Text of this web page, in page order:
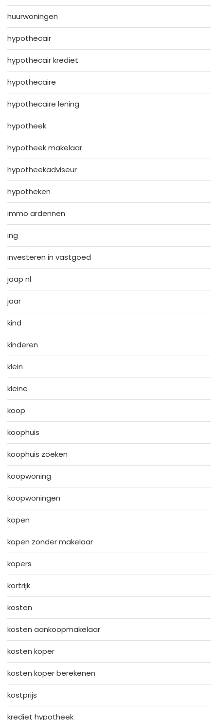
huurwoningen
hypothecair
hypothecair krediet
hypothecaire
hypothecaire lening
hypotheek
hypotheek makelaar
hypotheekadviseur
hypotheken
immo ardennen
ing
investeren in vastgoed
jaap nl
jaar
kind
kinderen
klein
kleine
koop
koophuis
koophuis zoeken
koopwoning
koopwoningen
kopen
kopen zonder makelaar
kopers
kortrijk
kosten
kosten aankoopmakelaar
kosten koper
kosten koper berekenen
kostprijs
krediet hypotheek